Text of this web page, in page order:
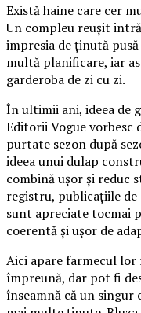
Există haine care cer
Un compleu reușit
impresia de ținută
multă planificare, iar
garderoba de zi cu zi.
În ultimii ani, ideea de
Editorii Vogue vorbesc
purtate sezon după
ideea unui dulap
combină ușor și reduc
registru, publicațiile
sunt apreciate tocmai
coerentă și ușor de
Aici apare farmecul lor
împreună, dar pot fi
înseamnă că un singur